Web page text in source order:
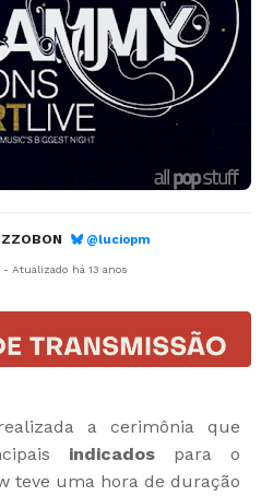
@luciopm
- Atualizado há 13 anos
a cerimônia que
indicados para o
teve uma hora de duração